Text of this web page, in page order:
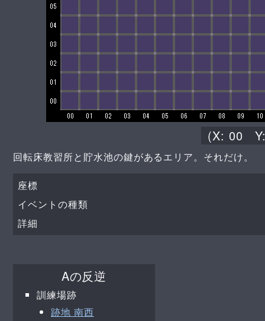
(X: 00
回転床教習所と 貯水池の鍵があるエリア。それだけ。
座標
イベントの種類
詳細
Aの反逆
訓練場跡
跡地 南西